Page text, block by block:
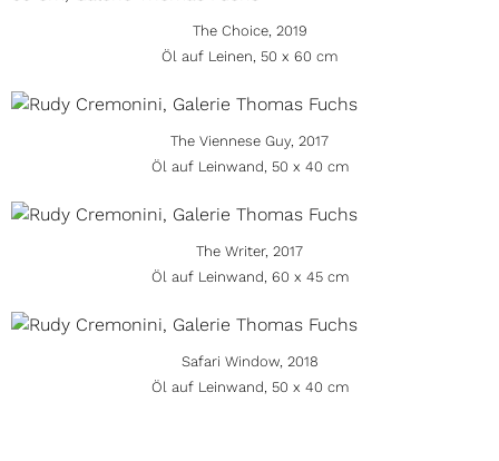
The Choice, 2019
Öl auf Leinen, 50 x 60 cm
The Viennese Guy, 2017
Öl auf Leinwand, 50 x 40 cm
The Writer, 2017
Öl auf Leinwand, 60 x 45 cm
Safari Window, 2018
Öl auf Leinwand, 50 x 40 cm